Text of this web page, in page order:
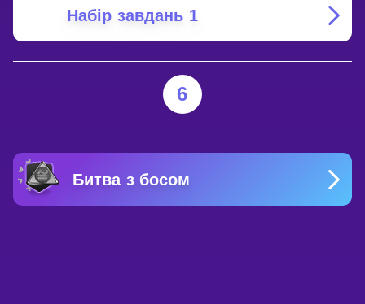
Набір завдань 1
6
Битва з босом